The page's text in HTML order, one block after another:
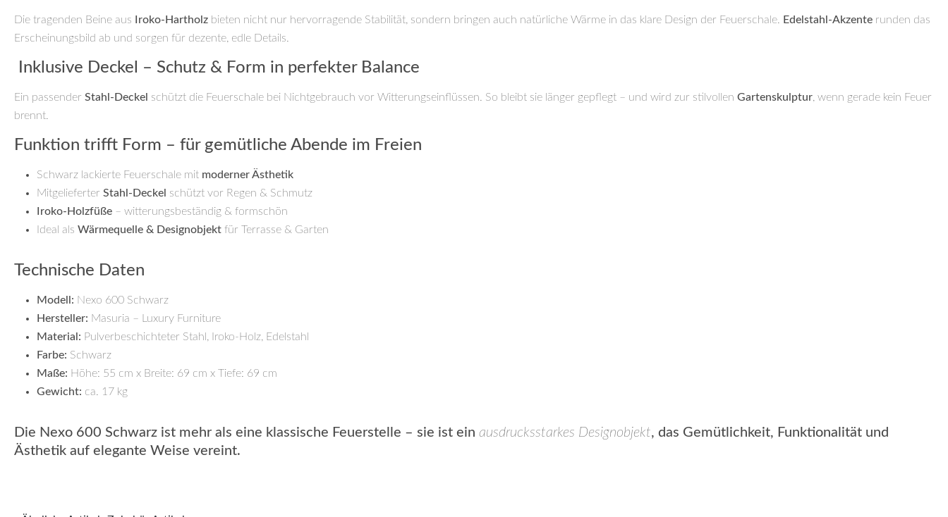
Die tragenden Beine aus Iroko-Hartholz bieten nicht nur hervorragende Stabilität, sondern bringen auch natürliche Wärme in das klare Design der Feuerschale. Edelstahl-Akzente runden das
Erscheinungsbild ab und sorgen für dezente, edle Details.
️ Inklusive Deckel – Schutz & Form in perfekter Balance
Ein passender Stahl-Deckel schützt die Feuerschale bei Nichtgebrauch vor Witterungseinflüssen. So bleibt sie länger gepflegt – und wird zur stilvollen Gartenskulptur, wenn gerade kein Feuer
brennt.
Funktion trifft Form – für gemütliche Abende im Freien
Schwarz lackierte Feuerschale mit moderner Ästhetik
Mitgelieferter Stahl-Deckel schützt vor Regen & Schmutz
Iroko-Holzfüße – witterungsbeständig & formschön
Ideal als Wärmequelle & Designobjekt für Terrasse & Garten
Technische Daten
Modell: Nexo 600 Schwarz
Hersteller: Masuria – Luxury Furniture
Material: Pulverbeschichteter Stahl, Iroko-Holz, Edelstahl
Farbe: Schwarz
Maße: Höhe: 55 cm x Breite: 69 cm x Tiefe: 69 cm
Gewicht: ca. 17 kg
Die Nexo 600 Schwarz ist mehr als eine klassische Feuerstelle – sie ist ein ausdrucksstarkes Designobjekt, das Gemütlichkeit, Funktionalität und
Ästhetik auf elegante Weise vereint.